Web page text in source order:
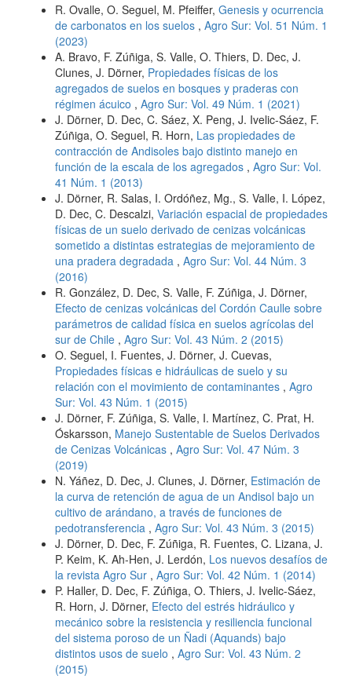
R. Ovalle, O. Seguel, M. Pfeiffer, Genesis y ocurrencia
de carbonatos en los suelos , Agro Sur: Vol. 51 Núm. 1
(2023)
A. Bravo, F. Zúñiga, S. Valle, O. Thiers, D. Dec, J.
Clunes, J. Dörner, Propiedades físicas de los
agregados de suelos en bosques y praderas con
régimen ácuico , Agro Sur: Vol. 49 Núm. 1 (2021)
J. Dörner, D. Dec, C. Sáez, X. Peng, J. Ivelic-Sáez, F.
Zúñiga, O. Seguel, R. Horn, Las propiedades de
contracción de Andisoles bajo distinto manejo en
función de la escala de los agregados , Agro Sur: Vol.
41 Núm. 1 (2013)
J. Dörner, R. Salas, I. Ordóñez, Mg., S. Valle, I. López,
D. Dec, C. Descalzi, Variación espacial de propiedades
físicas de un suelo derivado de cenizas volcánicas
sometido a distintas estrategias de mejoramiento de
una pradera degradada , Agro Sur: Vol. 44 Núm. 3
(2016)
R. González, D. Dec, S. Valle, F. Zúñiga, J. Dörner,
Efecto de cenizas volcánicas del Cordón Caulle sobre
parámetros de calidad física en suelos agrícolas del
sur de Chile , Agro Sur: Vol. 43 Núm. 2 (2015)
O. Seguel, I. Fuentes, J. Dörner, J. Cuevas,
Propiedades físicas e hidráulicas de suelo y su
relación con el movimiento de contaminantes , Agro
Sur: Vol. 43 Núm. 1 (2015)
J. Dörner, F. Zúñiga, S. Valle, I. Martínez, C. Prat, H.
Óskarsson, Manejo Sustentable de Suelos Derivados
de Cenizas Volcánicas , Agro Sur: Vol. 47 Núm. 3
(2019)
N. Yáñez, D. Dec, J. Clunes, J. Dörner, Estimación de
la curva de retención de agua de un Andisol bajo un
cultivo de arándano, a través de funciones de
pedotransferencia , Agro Sur: Vol. 43 Núm. 3 (2015)
J. Dörner, D. Dec, F. Zúñiga, R. Fuentes, C. Lizana, J.
P. Keim, K. Ah-Hen, J. Lerdón, Los nuevos desafíos de
la revista Agro Sur , Agro Sur: Vol. 42 Núm. 1 (2014)
P. Haller, D. Dec, F. Zúñiga, O. Thiers, J. Ivelic-Sáez,
R. Horn, J. Dörner, Efecto del estrés hidráulico y
mecánico sobre la resistencia y resiliencia funcional
del sistema poroso de un Ñadi (Aquands) bajo
distintos usos de suelo , Agro Sur: Vol. 43 Núm. 2
(2015)